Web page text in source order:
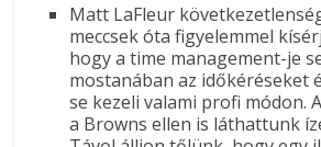
Matt LaFleur
meccsek óta figyelemmel
hogy a time management-je
mostanában az időkéréseket
se kezeli valami profi módon.
a Browns ellen is láthattunk